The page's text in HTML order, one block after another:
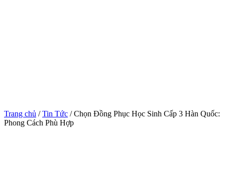
Trang chủ /Tin Tức / Chọn Đồng Phục Học Sinh Cấp 3 Hàn Quốc:
Phong Cách Phù Hợp